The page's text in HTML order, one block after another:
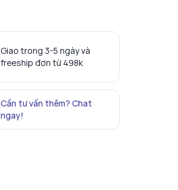
Giao trong 3-5 ngày và
freeship đơn từ 498k
Cần tư vấn thêm? Chat
ngay!